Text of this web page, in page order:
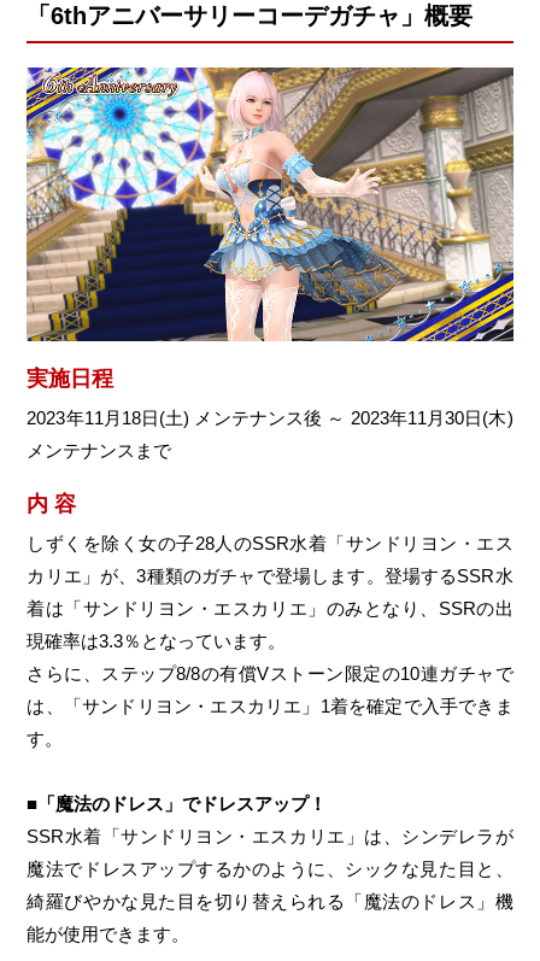
「6thアニバーサリーコーデガチャ」概要
実施日程
2023年11月18日(土) メンテナンス後 ～ 2023年11月30日(木)
メンテナンスまで
内 容
しずくを除く女の子28人のSSR水着「サンドリヨン・エス
カリエ」が、3種類のガチャで登場します。登場するSSR水
着は「サンドリヨン・エスカリエ」のみとなり、SSRの出
現確率は3.3％となっています。
さらに、ステップ8/8の有償Vストーン限定の10連ガチャで
は、「サンドリヨン・エスカリエ」1着を確定で入手できま
す。
■「魔法のドレス」でドレスアップ！
SSR水着「サンドリヨン・エスカリエ」は、シンデレラが
魔法でドレスアップするかのように、シックな見た目と、
綺羅びやかな見た目を切り替えられる「魔法のドレス」機
能が使用できます。